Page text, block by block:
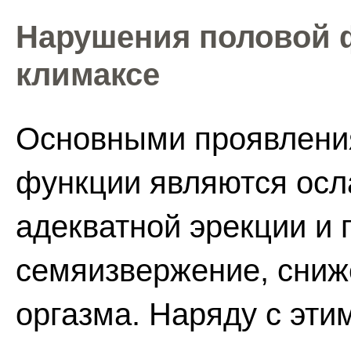
Нарушения половой
климаксе
Основными
функции являются
адекватной эрекции
семяизвержение,
оргазма. Наряду с